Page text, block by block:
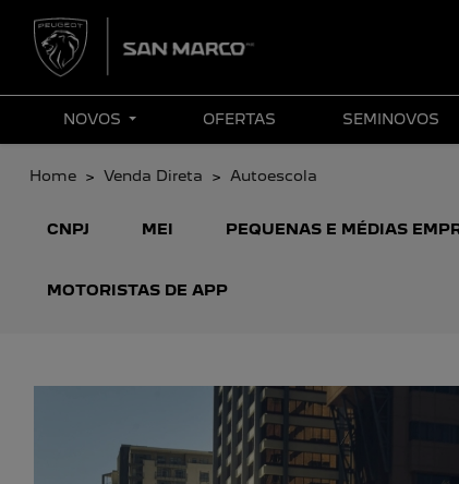
NOVOS OFERTAS SEMINOVOS
Home Venda Direta Autoescola
CNPJ MEI PEQUENAS E MÉDIAS
MOTORISTAS DE APP